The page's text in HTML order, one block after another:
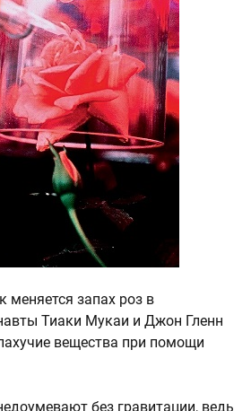
меняется запах роз в
Тиаки Мукаи и Джон Гленн
вещества при помощи
без гравитации, ведь